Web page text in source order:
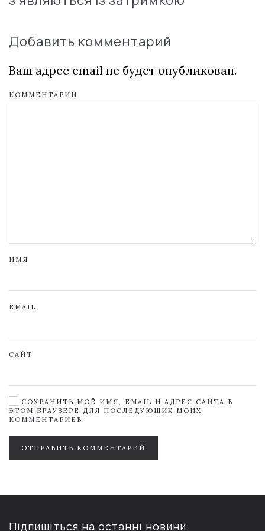
Добавить комментарий
Ваш адрес email не будет опубликован.
КОММЕНТАРИЙ
ИМЯ
EMAIL
САЙТ
СОХРАНИТЬ МОЁ ИМЯ, EMAIL И АДРЕС САЙТА В
ЭТОМ БРАУЗЕРЕ ДЛЯ ПОСЛЕДУЮЩИХ МОИХ
КОММЕНТАРИЕВ.
ОТПРАВИТЬ КОММЕНТАРИЙ
Підпишіться на останні новини